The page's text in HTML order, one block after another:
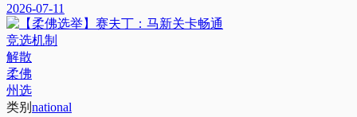
2026-07-11
竞选机制
解散
柔佛
州选
类别 national